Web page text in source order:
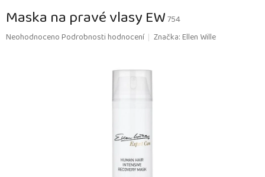
Maska na pravé vlasy EW754
Průměrné
NeohodnocenoPodrobnosti hodnocení Značka:Ellen Wille